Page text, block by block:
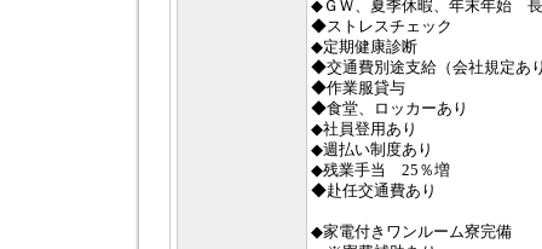
◆ＧＷ、夏季休暇、年末年始
◆ストレスチェック
◆定期健康診断
◆交通費別途支給（会社規定あ
◆作業服貸与
◆食堂、ロッカーあり
◆社員登用あり
◆週払い制度あり
◆残業手当 25％増
◆赴任交通費あり
◆家電付きワンルーム寮完備